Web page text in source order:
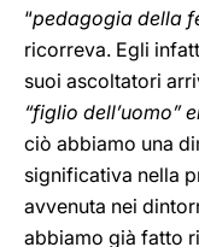
“pedagogia della
ricorreva. Egli
suoi ascoltatori
“figlio dell’uomo”
ciò abbiamo una
significativa nella
avvenuta nei
abbiamo già fatto